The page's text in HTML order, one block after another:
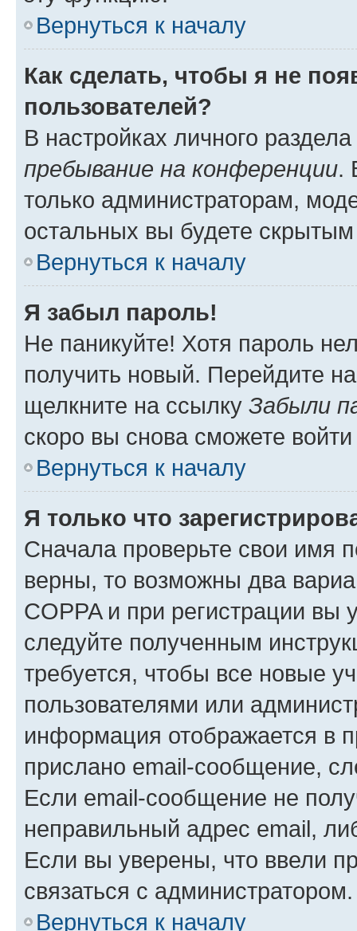
Вернуться к началу
Как сделать, чтобы я не
пользователей?
В настройках личного
пребывание на конференции.
только администраторам,
остальных вы будете
Вернуться к началу
Я забыл пароль!
Не паникуйте! Хотя пароль
получить новый. Перейдите
щелкните на ссылку Забыли
скоро вы снова сможете
Вернуться к началу
Я только что
Сначала проверьте свои имя
верны, то возможны два
COPPA и при регистрации вы
следуйте полученным
требуется, чтобы все новые
пользователями или
информация отображается в
прислано email-сообщение,
Если email-сообщение не
неправильный адрес email,
Если вы уверены, что ввели
связаться с администратором.
Вернуться к началу